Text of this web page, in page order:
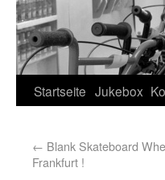
Startseite Jukebox
← Blank Skateboard
Frankfurt !